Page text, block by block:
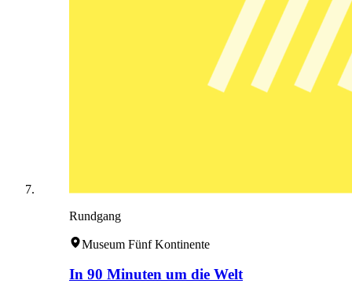
Rundgang
Museum Fünf Kontinente
In 90 Minuten um die Welt